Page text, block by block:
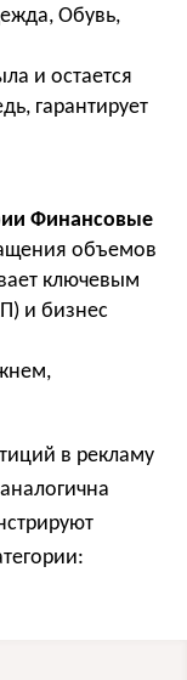
Обувь,
и остается
гарантирует
Финансовые
объемов
ключевым
и бизнес
в рекламу